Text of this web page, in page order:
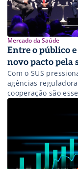
Mercado da Saúde
Entre o público
novo pacto pela
Com o SUS
agências
cooperação são